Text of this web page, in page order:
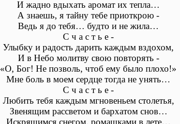
И жадно вдыхать аромат их тепла…
А знаешь, я тайну тебе приоткрою -
Ведь я до тебя… будто и не жила…
С ч а с т ь е -
Улыбку и радость дарить каждым вздохом,
И в Небо молитву свою повторять -
«О, Бог! Не позволь, чтоб ему было плохо!»
Мне боль в моем сердце тогда не унять…
С ч а с т ь е -
Любить тебя каждым мгновеньем столетья,
Звенящим рассветом и бархатом снов…
Искрящимся снегом, ромашками в лете…